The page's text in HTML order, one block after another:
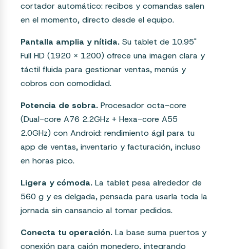
cortador automático: recibos y comandas salen
en el momento, directo desde el equipo.
Pantalla amplia y nítida. Su tablet de 10.95"
Full HD (1920 x 1200) ofrece una imagen clara y
táctil fluida para gestionar ventas, menús y
cobros con comodidad.
Potencia de sobra. Procesador octa-core
(Dual-core A76 2.2GHz + Hexa-core A55
2.0GHz) con Android: rendimiento ágil para tu
app de ventas, inventario y facturación, incluso
en horas pico.
Ligera y cómoda. La tablet pesa alrededor de
560 g y es delgada, pensada para usarla toda la
jornada sin cansancio al tomar pedidos.
Conecta tu operación. La base suma puertos y
conexión para cajón monedero, integrando